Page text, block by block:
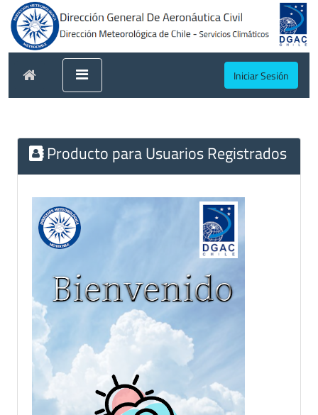
Iniciar Sesión
Producto para Usuarios Registrados